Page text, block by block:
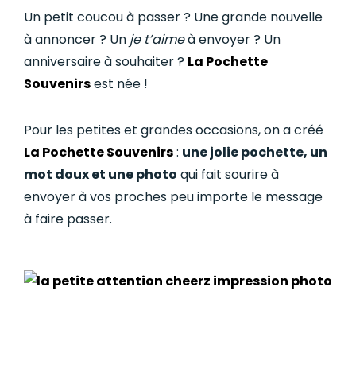
Un petit coucou à passer ? Une grande nouvelle
à annoncer ? Un je t’aimeà envoyer ? Un
anniversaire à souhaiter ? La Pochette
Souvenirsest née !
Pour les petites et grandes occasions, on a créé
La Pochette Souvenirs: une jolie pochette, un
mot doux et une photo qui fait sourire à
envoyer à vos proches peu importe le message
à faire passer.